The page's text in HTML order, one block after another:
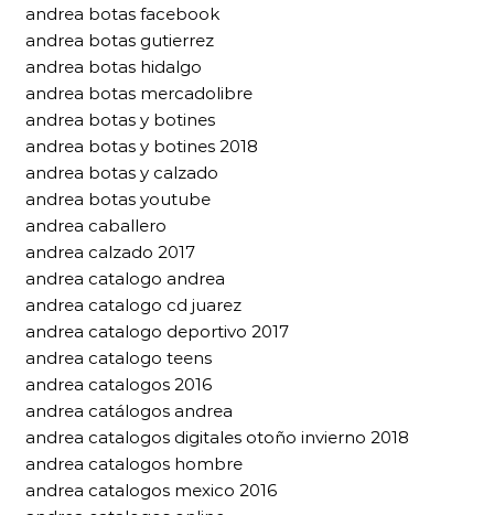
andrea botas facebook
andrea botas gutierrez
andrea botas hidalgo
andrea botas mercadolibre
andrea botas y botines
andrea botas y botines 2018
andrea botas y calzado
andrea botas youtube
andrea caballero
andrea calzado 2017
andrea catalogo andrea
andrea catalogo cd juarez
andrea catalogo deportivo 2017
andrea catalogo teens
andrea catalogos 2016
andrea catálogos andrea
andrea catalogos digitales otoño invierno 2018
andrea catalogos hombre
andrea catalogos mexico 2016